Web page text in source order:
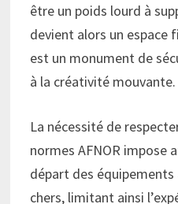
être un poids lourd à
devient alors un espace
est un monument de
à la créativité mouvante.
La nécessité de
normes AFNOR impose
départ des
chers, limitant ainsi